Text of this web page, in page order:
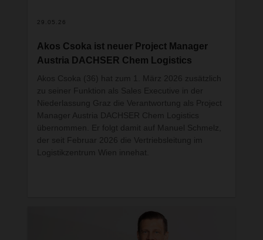
Souveränität und des Vertrauens. Darüber haben
am Rande einer hochkarätigen Veranstaltung in
der DACHSER Niederlassung in Tampere,
Finnland, der ehemalige US-Botschafter in
Finnland, Charles C. Adams Jr., Dr. Junhua
Zhang, Politikwissenschaftler am European
Institute for Asian Studies in Brüssel, und
DACHSER COO Road Logistics, Alexander Tonn,
diskutiert.
29.05.26
Akos Csoka ist neuer Project Manager
Austria DACHSER Chem Logistics
Akos Csoka (36) hat zum 1. März 2026 zusätzlich
zu seiner Funktion als Sales Executive in der
Niederlassung Graz die Verantwortung als Project
Manager Austria DACHSER Chem Logistics
übernommen. Er folgt damit auf Manuel Schmelz,
der seit Februar 2026 die Vertriebsleitung im
Logistikzentrum Wien innehat.